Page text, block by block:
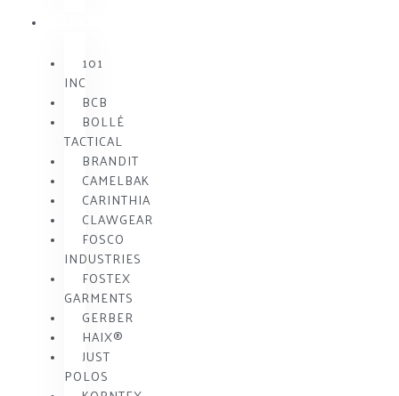
101
INC
BCB
BOLLÉ
TACTICAL
BRANDIT
CAMELBAK
CARINTHIA
CLAWGEAR
FOSCO
INDUSTRIES
FOSTEX
GARMENTS
GERBER
HAIX®
JUST
POLOS